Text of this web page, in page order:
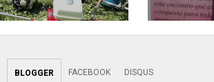
BLOGGER FACEBOOK DISQUS